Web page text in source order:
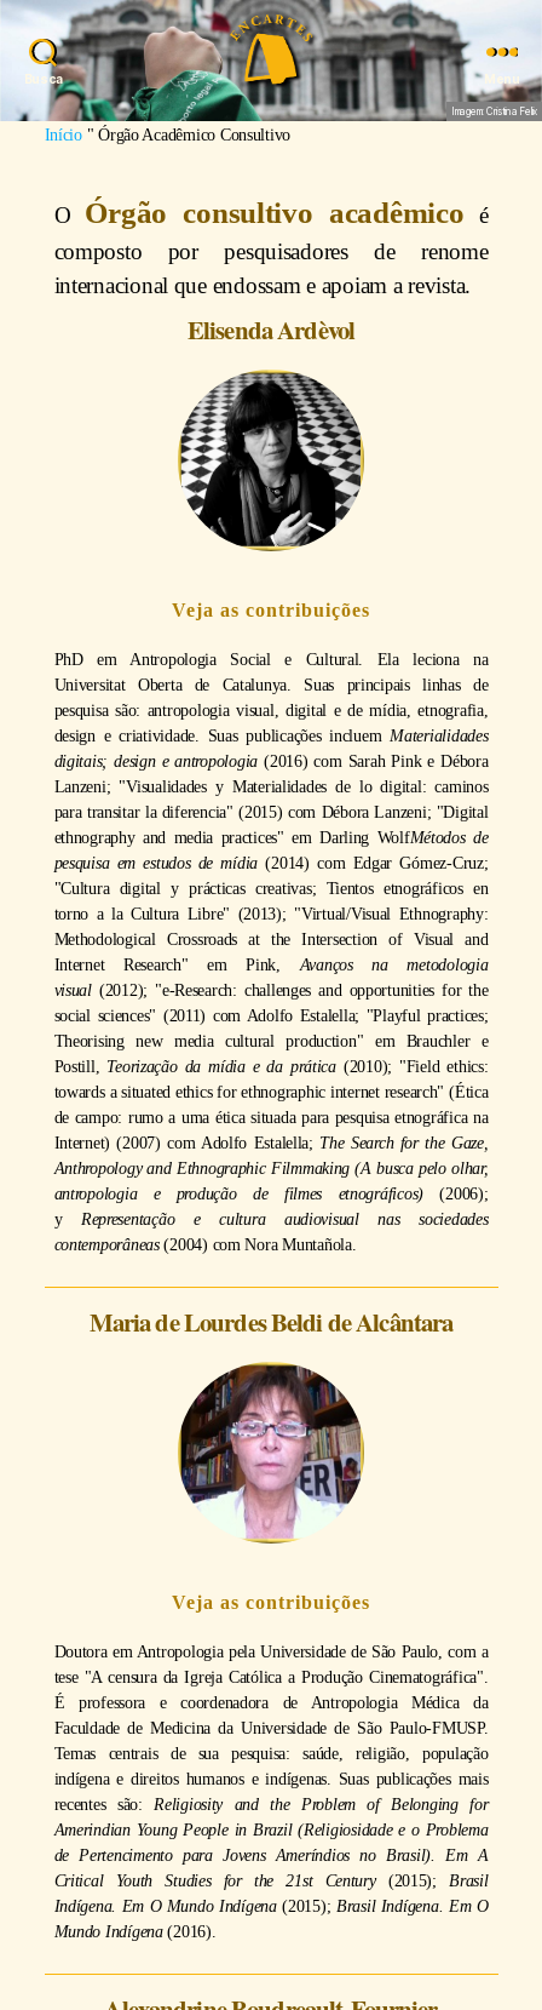
Busca
Imagem: Cristina Felix
Início"Órgão Acadêmico Consultivo
O Órgão consultivo acadêmico é
composto por pesquisadores de renome
internacional que endossam e apoiam a revista.
Elisenda Ardèvol
Veja as contribuições
PhD em Antropologia Social e Cultural. Ela leciona na
Universitat Oberta de Catalunya. Suas principais linhas de
pesquisa são: antropologia visual, digital e de mídia, etnografia,
design e criatividade. Suas publicações incluem Materialidades
digitais; design e antropologia (2016) com Sarah Pink e Débora
Lanzeni; "Visualidades y Materialidades de lo digital: caminos
para transitar la diferencia" (2015) com Débora Lanzeni; "Digital
ethnography and media practices" em Darling WolfMétodos de
pesquisa em estudos de mídia(2014) com Edgar Gómez-Cruz;
"Cultura digital y prácticas creativas; Tientos etnográficos en
torno a la Cultura Libre" (2013); "Virtual/Visual Ethnography:
Methodological Crossroads at the Intersection of Visual and
Internet Research" em Pink, Avanços na metodologia
visual(2012); "e-Research: challenges and opportunities for the
social sciences" (2011) com Adolfo Estalella; "Playful practices;
Theorising new media cultural production" em Brauchler e
Postill, Teorização da mídia e da prática(2010); "Field ethics:
towards a situated ethics for ethnographic internet research" (Ética
de campo: rumo a uma ética situada para pesquisa etnográfica na
Internet) (2007) com Adolfo Estalella; The Search for the Gaze,
Anthropology and Ethnographic Filmmaking (A busca pelo olhar,
antropologia e produção de filmes etnográficos) (2006);
y Representação e cultura audiovisual nas sociedades
contemporâneas(2004) com Nora Muntañola.
Maria de Lourdes Beldi de Alcântara
Veja as contribuições
Doutora em Antropologia pela Universidade de São Paulo, com a
tese "A censura da Igreja Católica a Produção Cinematográfica".
É professora e coordenadora de Antropologia Médica da
Faculdade de Medicina da Universidade de São Paulo-FMUSP.
Temas centrais de sua pesquisa: saúde, religião, população
indígena e direitos humanos e indígenas. Suas publicações mais
recentes são: Religiosity and the Problem of Belonging for
Amerindian Young People in Brazil (Religiosidade e o Problema
de Pertencimento para Jovens Ameríndios no Brasil). Em A
Critical Youth Studies for the 21st Century(2015); Brasil
Indígena. Em O Mundo Indígena(2015); Brasil Indígena. Em O
Mundo Indígena(2016).